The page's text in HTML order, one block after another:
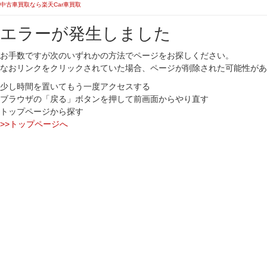
中古車買取なら楽天Car車買取
エラーが発生しました
お手数ですが次のいずれかの方法でページをお探しください。
なおリンクをクリックされていた場合、ページが削除された可能性が
少し時間を置いてもう一度アクセスする
ブラウザの「戻る」ボタンを押して前画面からやり直す
トップページから探す
>>トップページへ